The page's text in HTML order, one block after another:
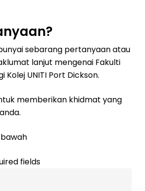
sebarang pertanyaan atau
lanjut mengenai Fakulti
Kolej UNITI Port Dickson.
memberikan khidmat yang
fields